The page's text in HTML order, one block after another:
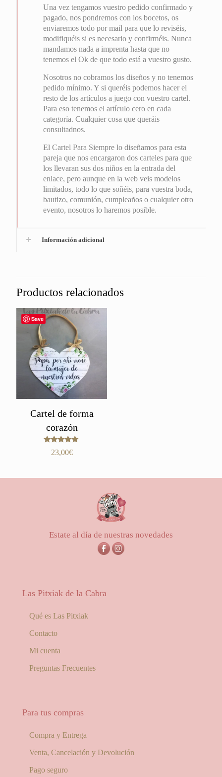
Una vez tengamos vuestro pedido confirmado y
pagado, nos pondremos con los bocetos, os
enviaremos todo por mail para que lo reviséis,
modifiquéis si es necesario y confirméis. Nunca
mandamos nada a imprenta hasta que no
tenemos el Ok de que todo está a vuestro gusto.
Nosotros no cobramos los diseños y no tenemos
pedido mínimo. Y si queréis podemos hacer el
resto de los artículos a juego con vuestro cartel.
Para eso tenemos el artículo cero en cada
categoría. Cualquier cosa que queráis
consultadnos.
El Cartel Para Siempre lo diseñamos para esta
pareja que nos encargaron dos carteles para que
los llevaran sus dos niños en la entrada del
enlace, pero aunque en la web veis modelos
limitados, todo lo que soñéis, para vuestra boda,
bautizo, comunión, cumpleaños o cualquier otro
evento, nosotros lo haremos posible.
Información adicional
Productos relacionados
Save
Cartel de forma
corazón
Valorado
con
23,00€
Estate al día de nuestras novedades
Las Pitxiak de la Cabra
Qué es Las Pitxiak
Contacto
Mi cuenta
Preguntas Frecuentes
Para tus compras
Compra y Entrega
Venta, Cancelación y Devolución
Pago seguro